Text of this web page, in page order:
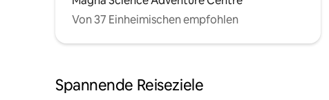
Von 37 Einheimischen empfohlen
Spannende Reiseziele